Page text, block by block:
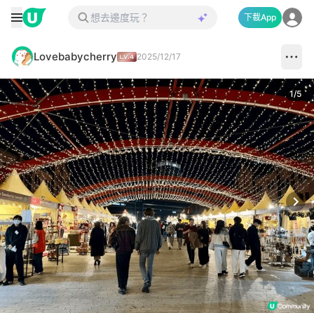
下載App
Lovebabycherry 2025/12/17
1/5